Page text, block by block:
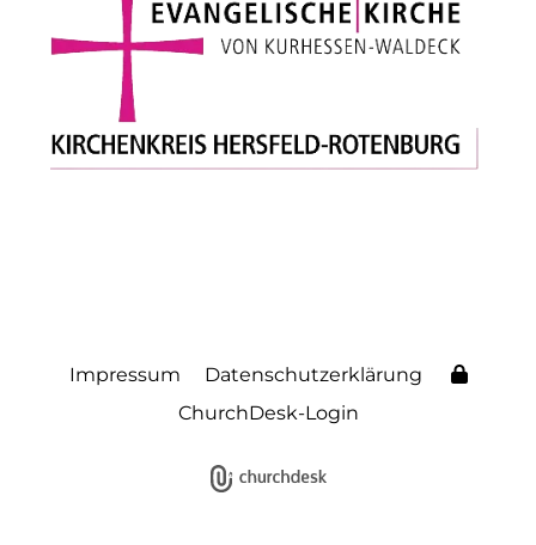
Impressum
Datenschutzerklärung
ChurchDesk-Login